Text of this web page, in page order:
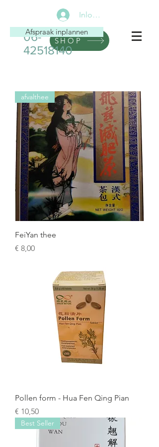
Inloggen
SHOP
06-
42518140
Afspraak inplannen
afvalthee
FeiYan thee
Prijs
€ 8,00
Pollen form - Hua Fen Qing Pian
Prijs
€ 10,50
Best Seller